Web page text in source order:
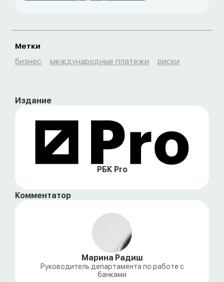
Метки
бизнес международные платежи риски
Издание
РБК Pro
Комментатор
Марина Радиш
Руководитель департамента по работе с
банками